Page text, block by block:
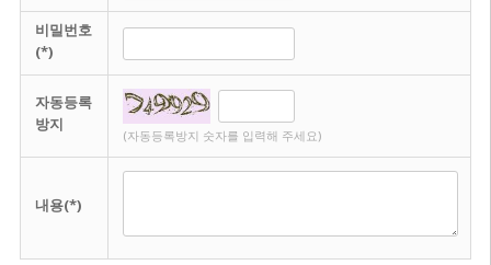
비밀번호
(*)
자동등록
방지
(자동등록방지 숫자를 입력해 주세요)
내용(*)